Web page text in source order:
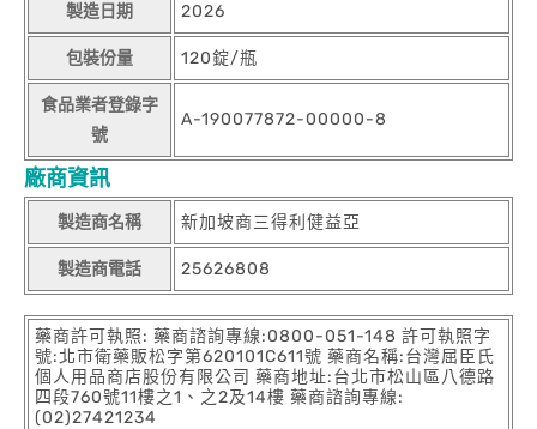
製造日期 2026
包裝份量 120錠/瓶
食品業者登錄字
號
A-190077872-00000-8
廠商資訊
製造商名稱 新加坡商三得利健益亞
製造商電話 25626808
藥商許可執照: 藥商諮詢專線:0800-051-148 許可執照字
號:北市衛藥販松字第620101C611號 藥商名稱:台灣屈臣氏
個人用品商店股份有限公司 藥商地址:台北市松山區八德路
四段760號11樓之1、之2及14樓 藥商諮詢專線:
(02)27421234